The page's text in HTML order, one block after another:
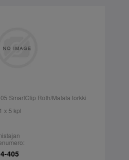
SmartClip Roth/Matala torkki
x 5 kpl
405